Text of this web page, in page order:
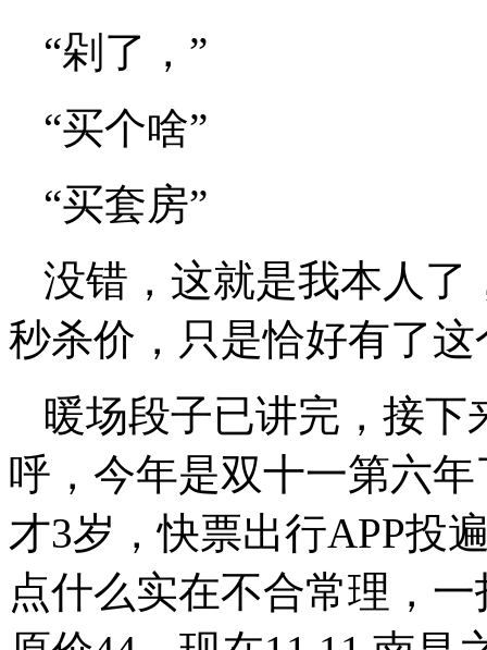
“剁了，”
“买个啥”
“买套房”
没错，这就是我本人了
秒杀价，只是恰好有了
暖场段子已讲完，接
呼，今年是双十一第六
才3岁，快票出行APP投
点什么实在不合常理，